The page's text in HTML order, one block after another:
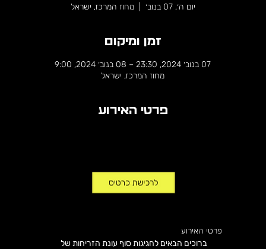
יום ה׳, 07 בנוב׳
  |
מחוז המרכז, ישראל
זמן ומיקום
07 בנוב׳ 2024, 23:30 – 08 בנוב׳ 2024, 9:00
מחוז המרכז, ישראל
פרטי האירוע
פרטי האירוע
ברוכים הבאים לחגיגות סוף עונת הזריחות של